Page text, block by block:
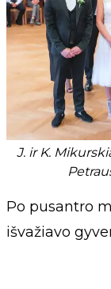
J. ir K.
Po pusantro
išvažiavo